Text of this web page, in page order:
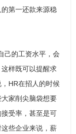
第一还款来源稳
己的工资水平，会
样既可以提醒求
HR在招人的时候
家削尖脑袋想要
受率，甚至是可
些企业来说，薪